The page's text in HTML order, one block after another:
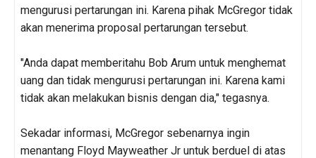
mengurusi pertarungan ini. Karena pihak McGregor tidak
akan menerima proposal pertarungan tersebut.
"Anda dapat memberitahu Bob Arum untuk menghemat
uang dan tidak mengurusi pertarungan ini. Karena kami
tidak akan melakukan bisnis dengan dia," tegasnya.
Sekadar informasi, McGregor sebenarnya ingin
menantang Floyd Mayweather Jr untuk berduel di atas